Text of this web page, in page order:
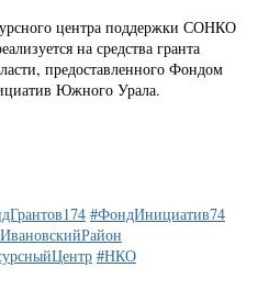
центра поддержки СОНКО
на средства гранта
предоставленного Фондом
Южного Урала.
#ФондИнициатив74
#НКО